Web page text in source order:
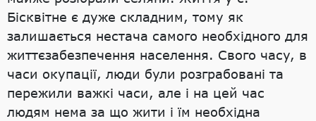
Бісквітне є дуже складним, тому як
залишається нестача самого необхідного для
життєзабезпечення населення. Свого часу, в
часи окупації, люди були розграбовані та
пережили важкі часи, але і на цей час
людям нема за що жити і їм необхідна